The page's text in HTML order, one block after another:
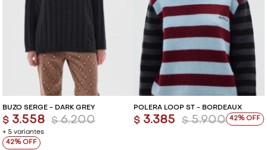
BUZO SERGE - DARK GREY
+ 5 variantes
$ 3.558 $ 6.200
42
POLERA LOOP ST - BORDEAUX
$ 3.385 $ 5.900 42